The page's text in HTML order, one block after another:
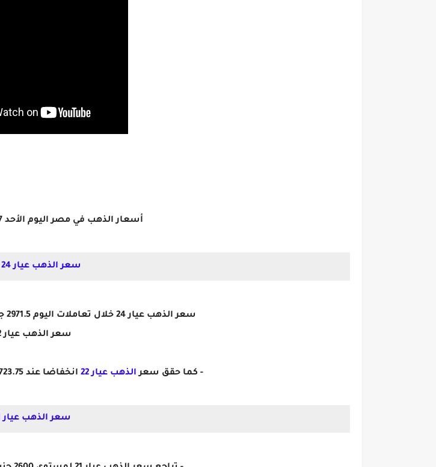
أسعار الذهب في مصر اليوم الأحد 7 مايو 2023 في مصر
سعر الذهب عيار 24 الآن
سعر الذهب عيار 24 خلال تعاملات اليوم 2971.5 جنيه للبيع، والشراء 2942.75 جنيه.
سعر الذهب عيار 22
- كما حقق سعرالذهب عيار 22 انخفاضا عند 2723.75 جنيه للبيع، والشراء 2697.5 جنيه.
سعر الذهب عيار 21